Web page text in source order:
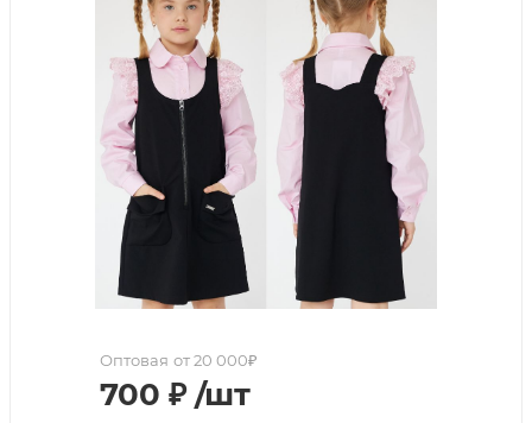
Оптовая от 20 000₽
700 ₽ /шт